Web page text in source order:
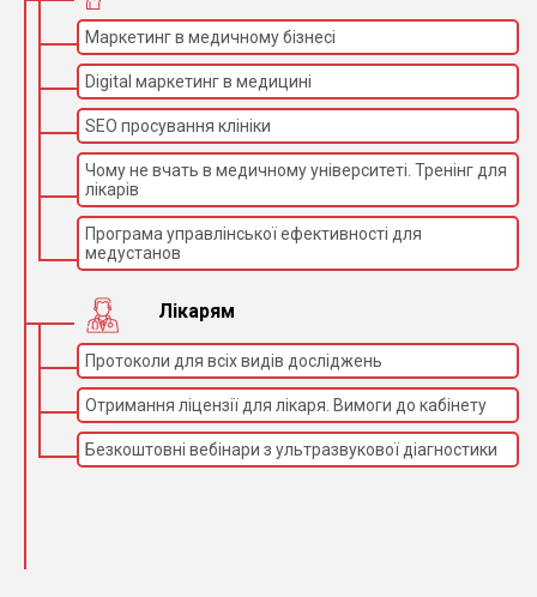
Маркетинг в медичному бізнесі
Digital маркетинг в медицині
SEO просування клініки
Чому не вчать в медичному університеті. Тренінг для
лікарів
Програма управлінської ефективності для
медустанов
Лікарям
Протоколи для всіх видів досліджень
Отримання ліцензії для лікаря. Вимоги до кабінету
Безкоштовні вебінари з ультразвукової діагностики